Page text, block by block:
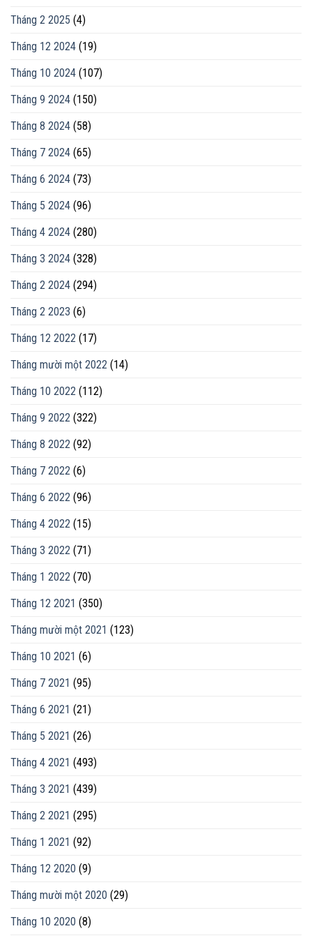
Tháng 2 2025 (4)
Tháng 12 2024 (19)
Tháng 10 2024 (107)
Tháng 9 2024 (150)
Tháng 8 2024 (58)
Tháng 7 2024 (65)
Tháng 6 2024 (73)
Tháng 5 2024 (96)
Tháng 4 2024 (280)
Tháng 3 2024 (328)
Tháng 2 2024 (294)
Tháng 2 2023 (6)
Tháng 12 2022 (17)
Tháng mười một 2022 (14)
Tháng 10 2022 (112)
Tháng 9 2022 (322)
Tháng 8 2022 (92)
Tháng 7 2022 (6)
Tháng 6 2022 (96)
Tháng 4 2022 (15)
Tháng 3 2022 (71)
Tháng 1 2022 (70)
Tháng 12 2021 (350)
Tháng mười một 2021 (123)
Tháng 10 2021 (6)
Tháng 7 2021 (95)
Tháng 6 2021 (21)
Tháng 5 2021 (26)
Tháng 4 2021 (493)
Tháng 3 2021 (439)
Tháng 2 2021 (295)
Tháng 1 2021 (92)
Tháng 12 2020 (9)
Tháng mười một 2020 (29)
Tháng 10 2020 (8)